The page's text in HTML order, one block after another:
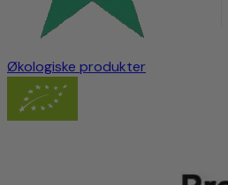
Økologiske produkter